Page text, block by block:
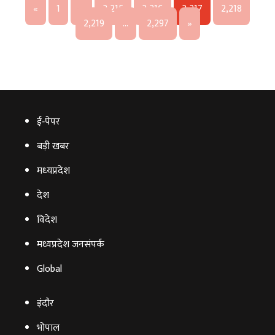
« 1 2,215 2,216 2,217
2,218
2,219
… 2,297 »
ई‑पेपर
बड़ी खबर
मध्‍यप्रदेश
देश
विदेश
मध्यप्रदेश जनसंपर्क
Global
इंदौर
भोपाल